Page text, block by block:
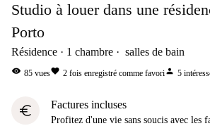
Studio à louer dans une
Porto
Résidence 1 chambre salles de bain
visibility 85 vuesfavorite 2 fois enregistré comme favoriperson 5
euro Factures incluses
Profitez d'une vie sans soucis avec les